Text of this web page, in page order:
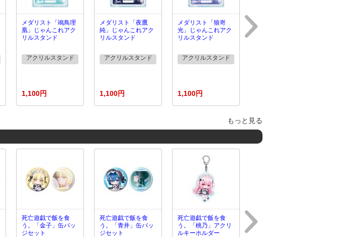
メダリスト「鴗鳥理
凰」じゃんこれアク
リルスタンド
アクリルスタンド
1,100円
メダリスト「夜鷹
純」じゃんこれアク
リルスタンド
アクリルスタンド
1,100円
メダリスト「狼嵜
光」じゃんこれアク
リルスタンド
アクリルスタンド
1,100円
もっと見る
死亡遊戯で飯を食
う。「金子」缶バッ
ジセット
死亡遊戯で飯を食
う。「青井」缶バッ
ジセット
死亡遊戯で飯を食
う。「桃乃」アクリ
ルキーホルダー